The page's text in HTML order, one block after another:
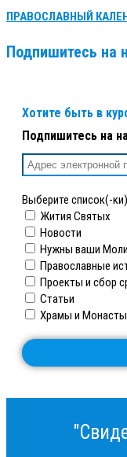
ПРАВОСЛАВНЫЙ
Подпишитесь на
Хотите быть в
Подпишитесь на
Выберите список(-
Жития Святых
Новости
Нужны ваши
Православные
Проекты и сбор
Статьи
Храмы и